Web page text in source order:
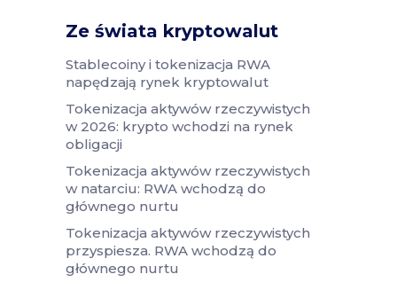
Ze świata kryptowalut
Stablecoiny i tokenizacja RWA
napędzają rynek kryptowalut
Tokenizacja aktywów rzeczywistych
w 2026: krypto wchodzi na rynek
obligacji
Tokenizacja aktywów rzeczywistych
w natarciu: RWA wchodzą do
głównego nurtu
Tokenizacja aktywów rzeczywistych
przyspiesza. RWA wchodzą do
głównego nurtu